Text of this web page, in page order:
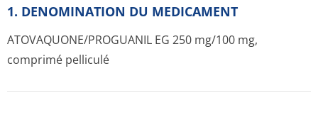
1. DENOMINATION DU MEDICAMENT
ATOVAQUONE/PRO­GUANIL EG 250 mg/100 mg,
comprimé pelliculé